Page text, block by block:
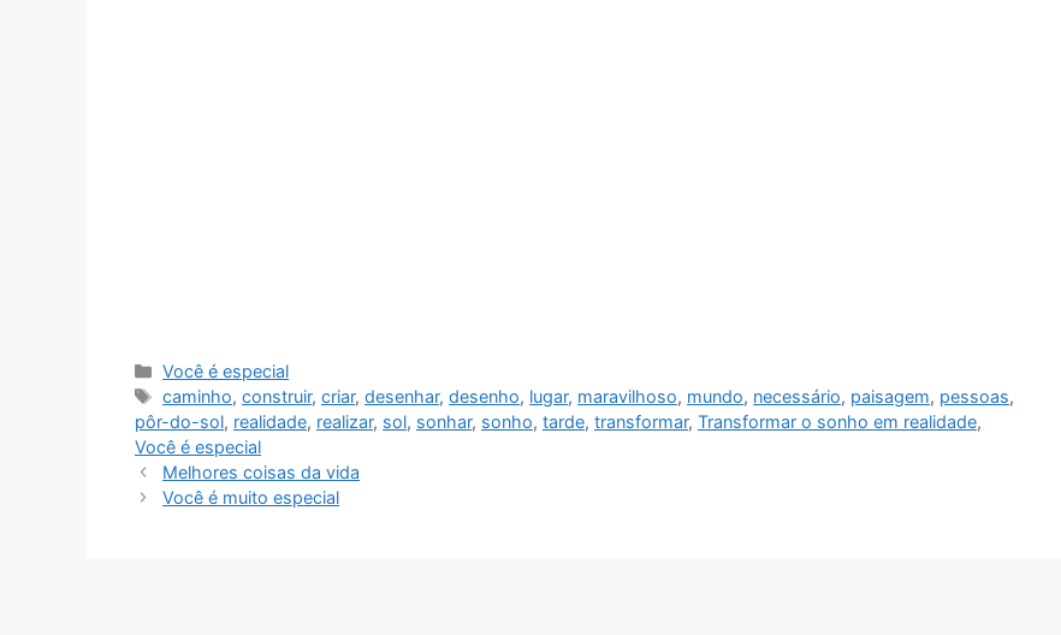
Categorias
Você é especial
Tags
caminho,construir,criar,desenhar,desenho, lugar, maravilhoso, mundo, necessário, paisagem, pessoas,
pôr-do-sol, realidade, realizar, sol, sonhar, sonho, tarde, transformar, Transformar o sonho em realidade,
Você é especial
Melhores coisas da vida
Você é muito especial